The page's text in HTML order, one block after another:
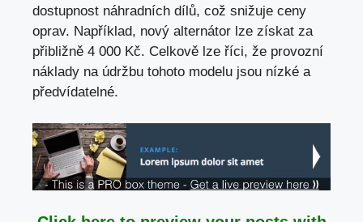
dostupnost náhradních dílů, což snižuje ceny
oprav. Například, nový alternátor lze získat za
přibližně 4 000 Kč. Celkově lze říci, že provozní
náklady na údržbu tohoto modelu jsou nízké a
předvídatelné.